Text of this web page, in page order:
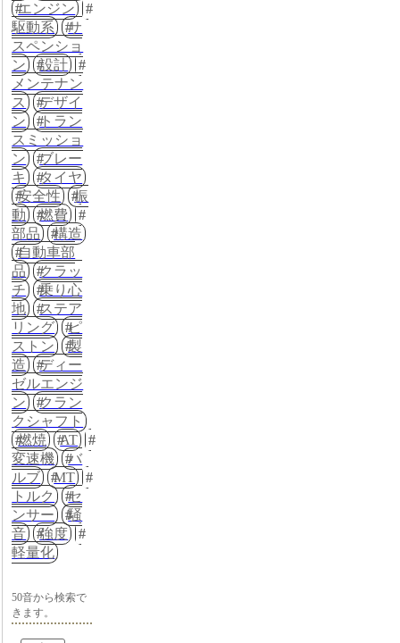
エンジン
駆動系
サ
スペンショ
ン
設計
メンテナン
ス
デザイ
ン
トラン
スミッショ
ン
ブレー
キ
タイヤ
安全性
振
動
燃費
部品
構造
自動車部
品
クラッ
チ
乗り心
地
ステア
リング
ピ
ストン
製
造
ディー
ゼルエンジ
ン
クラン
クシャフト
燃焼
AT
変速機
バ
ルブ
MT
トルク
セ
ンサー
騒
音
強度
軽量化
50音から検索で
きます。